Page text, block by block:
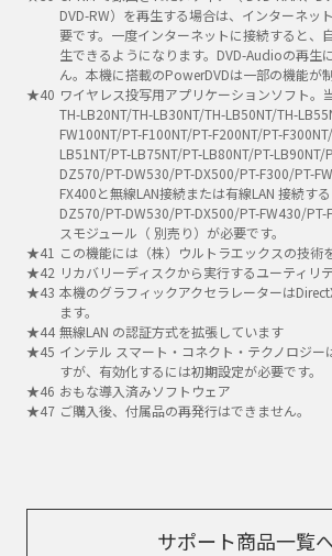
DVD-RW）を再生する場合は、インターネッ
要です。一度インターネットに接続すると、
生できるようになります。DVD-Audioの再生
ん。本機に搭載のPowerDVDは一部の機能が
ワイヤレス投写用アプリケーションソフト。
TH-LB20NT/TH-LB30NT/TH-LB50NT/TH-
FW100NT/PT-F100NT/PT-F200NT/PT-
LB51NT/PT-LB75NT/PT-LB80NT/PT-LB90NT/
DZ570/PT-DW530/PT-DX500/PT-F300/PT-
FX400と無線LAN接続または有線LAN 接続す
DZ570/PT-DW530/PT-DX500/PT-FW430/PT-
スモジュール（ 別売り）が必要です。
この機能には（株）ウルトラエックスの技術
リカバリーディスクから実行するユーティリテ
本機のグラフィックアクセラレーターは
ます。
無線LAN の認証方式を拡張しています
インテル スマート・コネクト・テクノロジー
すが、有効化するには初期設定が必要です。
おもな導入済みソフトウェア
ご購入後、付属品の再発行はできません。
サポート商品一覧